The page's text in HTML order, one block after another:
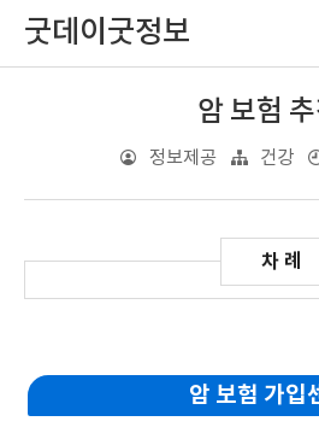
굿데이굿정보
암 보험
정보제공 건강
암 보험 가입